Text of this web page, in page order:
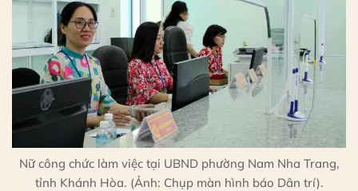
Nữ công chức làm việc tại UBND phường Nam Nha Trang,
tỉnh Khánh Hòa. (Ảnh: Chụp màn hình báo Dân trí).